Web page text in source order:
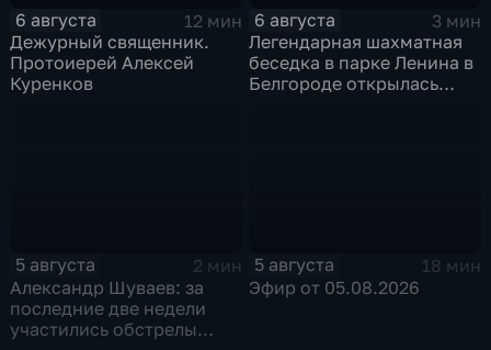
6 августа
12 мин
Дежурный священник.
Протоиерей Алексей
Куренков
6 августа
3 мин
Легендарная шахматная
беседка в парке Ленина в
Белгороде открылась
5 августа
2 мин
Александр Шуваев: за
последние две недели
участились обстрелы
5 августа
18 мин
Эфир от 05.08.2026